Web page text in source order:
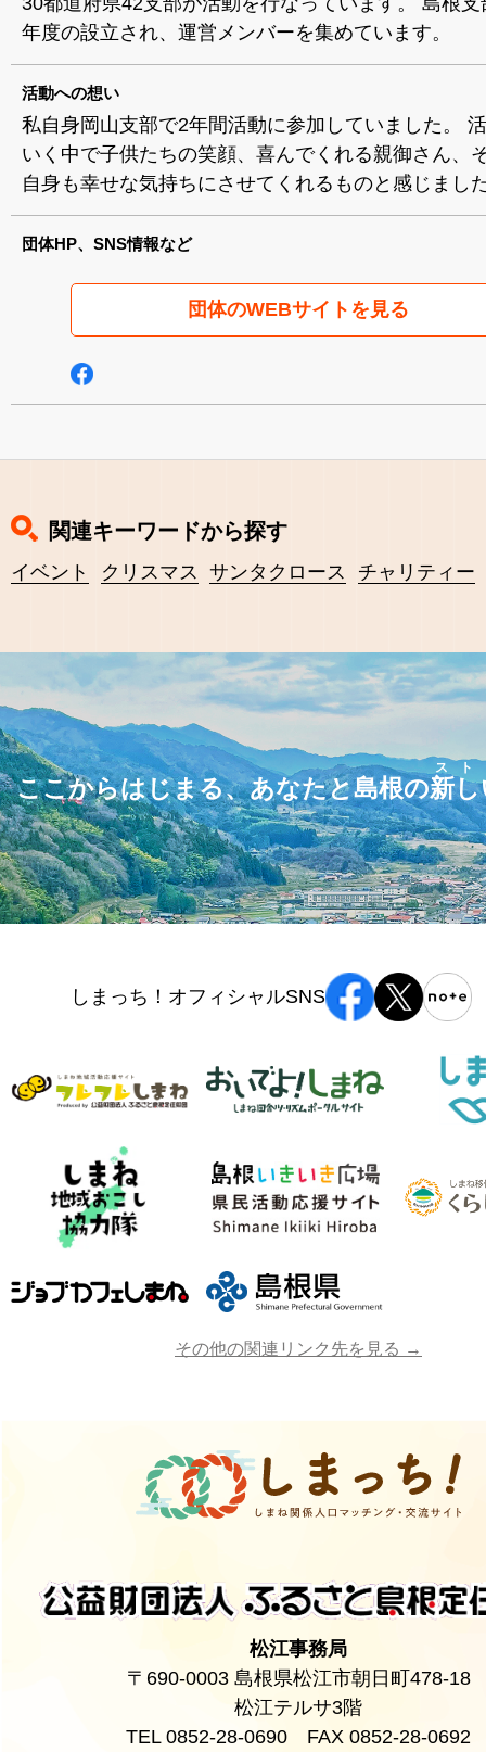
年度の設立され、運営メンバーを集めています。
活動への想い
私自身岡山支部で2年間活動に参加していました。
いく中で子供たちの笑顔、喜んでくれる親御さん、
自身も幸せな気持ちにさせてくれるものと感じまし
団体HP、SNS情報など
団体のWEBサイトを見る
関連キーワードから探す
イベント クリスマス サンタクロース チャリティー
ここからはじまる、あなたと島根の新し
スト
しまっち！オフィシャルSNS
その他の関連リンク先を見る →
松江事務局
〒690-0003 島根県松江市朝日町478-18
松江テルサ3階
TEL 0852-28-0690 FAX 0852-28-0692